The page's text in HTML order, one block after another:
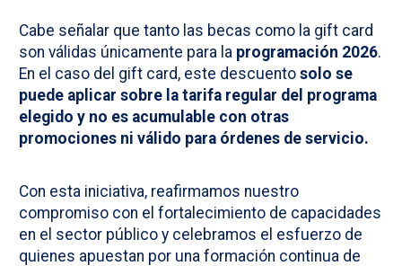
Cabe señalar que tanto las becas como la gift card
son válidas únicamente para la programación 2026.
En el caso del gift card, este descuento solo se
puede aplicar sobre la tarifa regular del programa
elegido y no es acumulable con otras
promociones ni válido para órdenes de servicio.
Con esta iniciativa, reafirmamos nuestro
compromiso con el fortalecimiento de capacidades
en el sector público y celebramos el esfuerzo de
quienes apuestan por una formación continua de